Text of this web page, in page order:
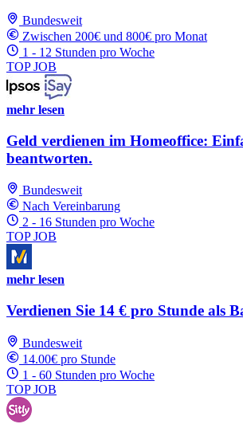
Bundesweit
Zwischen 200€ und 800€ pro Monat
1 - 12 Stunden pro Woche
TOP JOB
mehr lesen
Geld verdienen im Homeoffice:
beantworten.
Bundesweit
Nach Vereinbarung
2 - 16 Stunden pro Woche
TOP JOB
mehr lesen
Verdienen Sie 14 € pro Stunde als
Bundesweit
14.00€ pro Stunde
1 - 60 Stunden pro Woche
TOP JOB